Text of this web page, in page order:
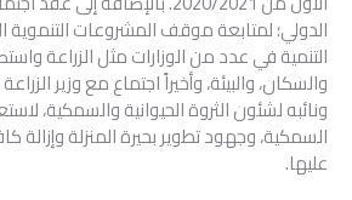
الدولي؛ لمتابعة موقف المشروعات
التنمية في عدد من الوزارات مثل الزراعة
والسكان، والبيئة، وأخيراً اجتماع مع وزير
ونائبه لشئون الثروة الحيوانية والسمكية،
السمكية، وجهود تطوير بحيرة المنزلة وإزالة
عليها.